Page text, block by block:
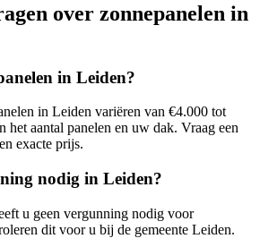
over zonnepanelen in
in Leiden?
in Leiden variëren van €4.000 tot
het aantal panelen en uw dak. Vraag een
exacte prijs.
nodig in Leiden?
u geen vergunning nodig voor
dit voor u bij de gemeente Leiden.